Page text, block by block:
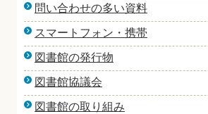
問い合わせの多い資料
スマートフォン・携帯
図書館の発行物
図書館協議会
図書館の取り組み